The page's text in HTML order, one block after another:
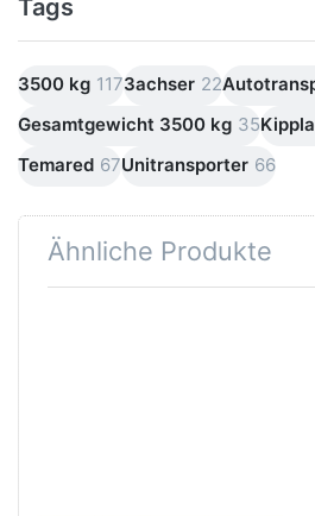
Tags
3500 kg 1173achser 22
Gesamtgewicht 3500 kg 35
Temared 67Unitransporter 66
Ähnliche Produkte